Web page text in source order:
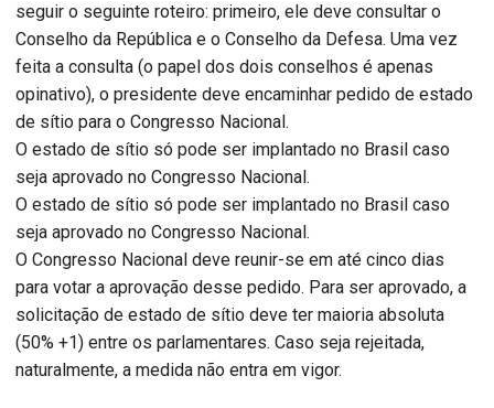
seguir o seguinte roteiro: primeiro, ele deve consultar o
Conselho da República e o Conselho da Defesa. Uma vez
feita a consulta (o papel dos dois conselhos é apenas
opinativo), o presidente deve encaminhar pedido de estado
de sítio para o Congresso Nacional.
O estado de sítio só pode ser implantado no Brasil caso
seja aprovado no Congresso Nacional.
O estado de sítio só pode ser implantado no Brasil caso
seja aprovado no Congresso Nacional.
O Congresso Nacional deve reunir-se em até cinco dias
para votar a aprovação desse pedido. Para ser aprovado, a
solicitação de estado de sítio deve ter maioria absoluta
(50% +1) entre os parlamentares. Caso seja rejeitada,
naturalmente, a medida não entra em vigor.